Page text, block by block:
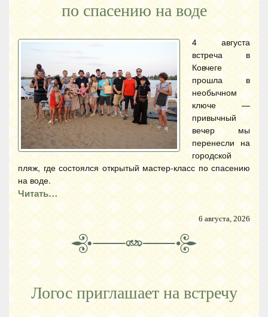
по спасению на воде
4 августа
встреча в
Ковчеге
прошла в
необычном
ключе —
привычный
вечер мы
перенесли на
городской
пляж, где состоялся открытый мастер-класс по спасению
на воде.
Читать…
6 августа, 2026
Логос приглашает на встречу